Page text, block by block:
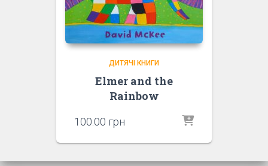
ДИТЯЧІ КНИГИ
Elmer and the
Rainbow
100.00 грн